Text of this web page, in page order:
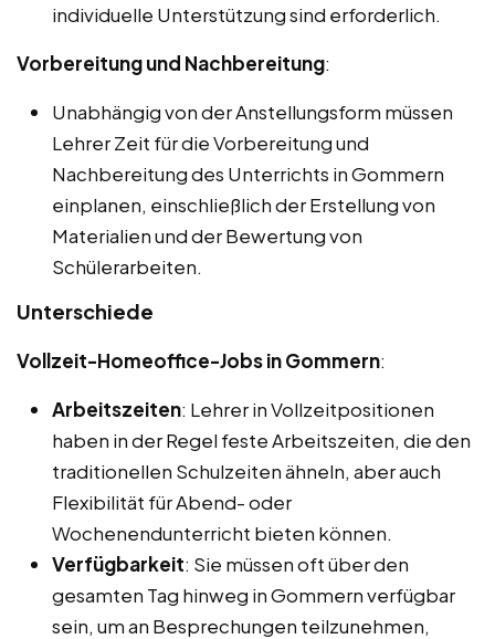
individuelle Unterstützung sind erforderlich.
Vorbereitung und Nachbereitung:
Unabhängig von der Anstellungsform müssen
Lehrer Zeit für die Vorbereitung und
Nachbereitung des Unterrichts in Gommern
einplanen, einschließlich der Erstellung von
Materialien und der Bewertung von
Schülerarbeiten.
Unterschiede
Vollzeit-Homeoffice-Jobs in Gommern:
Arbeitszeiten: Lehrer in Vollzeitpositionen
haben in der Regel feste Arbeitszeiten, die den
traditionellen Schulzeiten ähneln, aber auch
Flexibilität für Abend- oder
Wochenendunterricht bieten können.
Verfügbarkeit: Sie müssen oft über den
gesamten Tag hinweg in Gommern verfügbar
sein, um an Besprechungen teilzunehmen,